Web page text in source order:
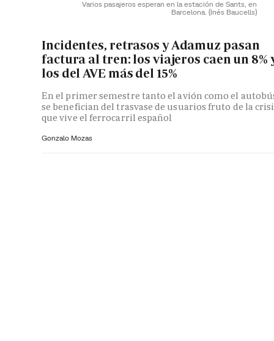
Varios pasajeros esperan en la estación de Sants, en
Barcelona. (Inés Baucells)
Incidentes, retrasos y Adamuz pasan
factura al tren: los viajeros caen un 8%
los del AVE más del 15%
En el primer semestre tanto el avión como el
se benefician del trasvase de usuarios fruto de la
que vive el ferrocarril español
Gonzalo Mozas